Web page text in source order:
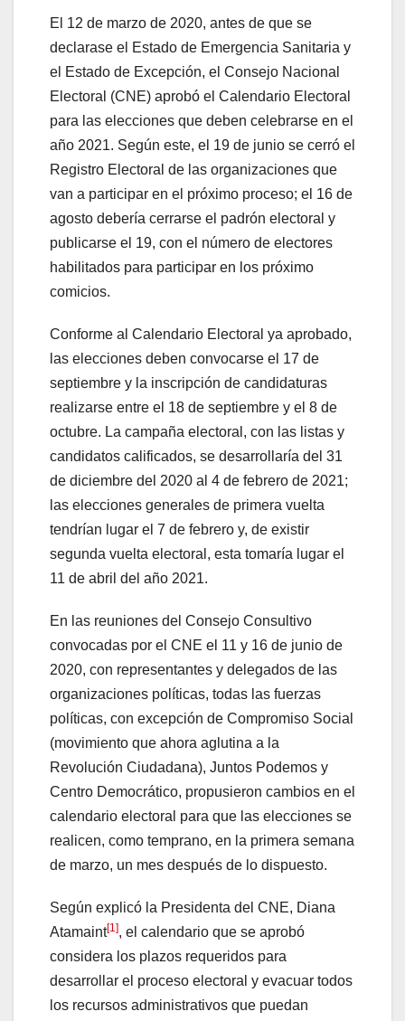
El 12 de marzo de 2020, antes de que se
declarase el Estado de Emergencia Sanitaria y
el Estado de Excepción, el Consejo Nacional
Electoral (CNE) aprobó el Calendario Electoral
para las elecciones que deben celebrarse en el
año 2021. Según este, el 19 de junio se cerró el
Registro Electoral de las organizaciones que
van a participar en el próximo proceso; el 16 de
agosto debería cerrarse el padrón electoral y
publicarse el 19, con el número de electores
habilitados para participar en los próximo
comicios.
Conforme al Calendario Electoral ya aprobado,
las elecciones deben convocarse el 17 de
septiembre y la inscripción de candidaturas
realizarse entre el 18 de septiembre y el 8 de
octubre. La campaña electoral, con las listas y
candidatos calificados, se desarrollaría del 31
de diciembre del 2020 al 4 de febrero de 2021;
las elecciones generales de primera vuelta
tendrían lugar el 7 de febrero y, de existir
segunda vuelta electoral, esta tomaría lugar el
11 de abril del año 2021.
En las reuniones del Consejo Consultivo
convocadas por el CNE el 11 y 16 de junio de
2020, con representantes y delegados de las
organizaciones políticas, todas las fuerzas
políticas, con excepción de Compromiso Social
(movimiento que ahora aglutina a la
Revolución Ciudadana), Juntos Podemos y
Centro Democrático, propusieron cambios en el
calendario electoral para que las elecciones se
realicen, como temprano, en la primera semana
de marzo, un mes después de lo dispuesto.
Según explicó la Presidenta del CNE, Diana
Atamaint[1], el calendario que se aprobó
considera los plazos requeridos para
desarrollar el proceso electoral y evacuar todos
los recursos administrativos que puedan